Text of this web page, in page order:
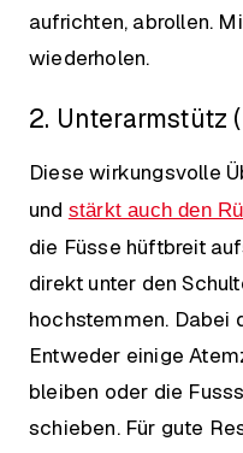
aufrichten, abrollen.
wiederholen.
2. Unterarmstütz
Diese wirkungsvolle
und stärkt auch den
die Füsse hüftbreit
direkt unter den
hochstemmen. Dabei
Entweder einige
bleiben oder die
schieben. Für gute